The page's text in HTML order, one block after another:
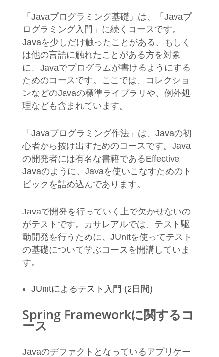
「Javaプログラミング基礎」は、「Javaプ
ログラミング入門」に続くコースです。
Javaを少しだけ触ったことがある、もしく
は他の言語に触れたことがある方を対象
に、Javaでプログラムが書けるようにする
ためのコースです。ここでは、コレクショ
ンなどのJavaの標準ライブラリや、例外処
理なども含まれています。
「Javaプログラミング作法」は、Javaの初
心者から抜け出すためのコースです。Java
の開発者には有名な書籍であるEffective
Javaのように、Javaを使いこなすためのト
ピックを詰め込んであります。
Javaで開発を行っていく上で欠かせないの
がテストです。カサレアルでは、テスト駆
動開発を行うために、JUnitを使ってテスト
の基礎について学ぶコースを開講していま
す。
JUnitによるテスト入門 (2日間)
Spring Frameworkに関するコ
ース
Javaのデファクトとなっているアプリケー